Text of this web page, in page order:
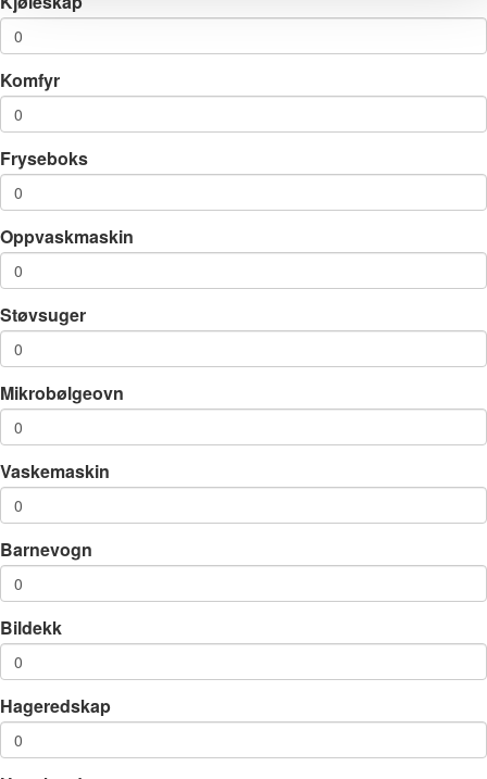
Komfyr
Fryseboks
Oppvaskmaskin
Støvsuger
Mikrobølgeovn
Vaskemaskin
Barnevogn
Bildekk
Hageredskap